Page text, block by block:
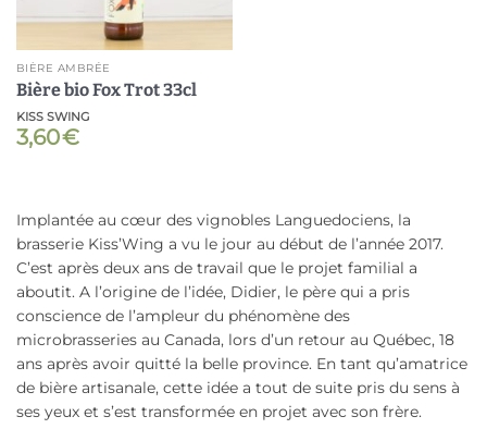
BIÈRE AMBRÉE
Bière bio Fox Trot 33cl
KISS SWING
3,60€
Implantée au cœur des vignobles Languedociens, la
brasserie Kiss’Wing a vu le jour au début de l’année 2017.
C’est après deux ans de travail que le projet familial a
aboutit. A l’origine de l’idée, Didier, le père qui a pris
conscience de l’ampleur du phénomène des
microbrasseries au Canada, lors d’un retour au Québec, 18
ans après avoir quitté la belle province. En tant qu’amatrice
de bière artisanale, cette idée a tout de suite pris du sens à
ses yeux et s’est transformée en projet avec son frère.